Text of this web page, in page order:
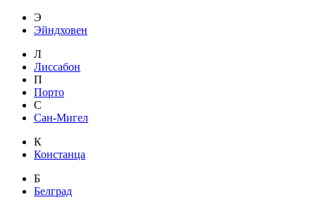
Э
Эйндховен
Л
Лиссабон
П
Порто
С
Сан-Мигел
К
Констанца
Б
Белград